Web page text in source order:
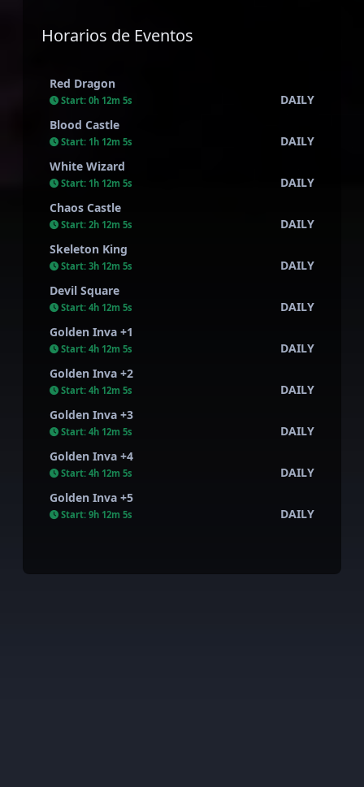
Horarios de Eventos
Red Dragon
Start: 0h 12m 4s
DAILY
Blood Castle
Start: 1h 12m 4s
DAILY
White Wizard
Start: 1h 12m 4s
DAILY
Chaos Castle
Start: 2h 12m 4s
DAILY
Skeleton King
Start: 3h 12m 4s
DAILY
Devil Square
Start: 4h 12m 4s
DAILY
Golden Inva +1
Start: 4h 12m 4s
DAILY
Golden Inva +2
Start: 4h 12m 4s
DAILY
Golden Inva +3
Start: 4h 12m 4s
DAILY
Golden Inva +4
Start: 4h 12m 4s
DAILY
Golden Inva +5
Start: 9h 12m 4s DAILY